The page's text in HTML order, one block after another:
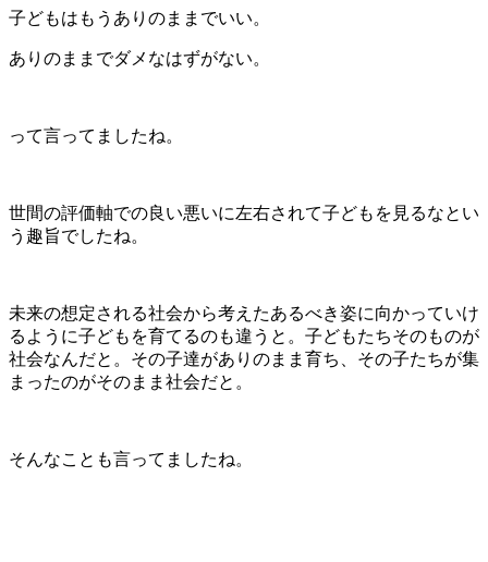
子どもはもうありのままでいい。
ありのままでダメなはずがない。
って言ってましたね。
世間の評価軸での良い悪いに左右されて子どもを見るなとい
う趣旨でしたね。
未来の想定される社会から考えたあるべき姿に向かっていけ
るように子どもを育てるのも違うと。子どもたちそのものが
社会なんだと。その子達がありのまま育ち、その子たちが集
まったのがそのまま社会だと。
そんなことも言ってましたね。